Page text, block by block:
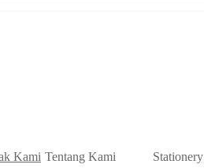
Kami Tentang Kami Stationery